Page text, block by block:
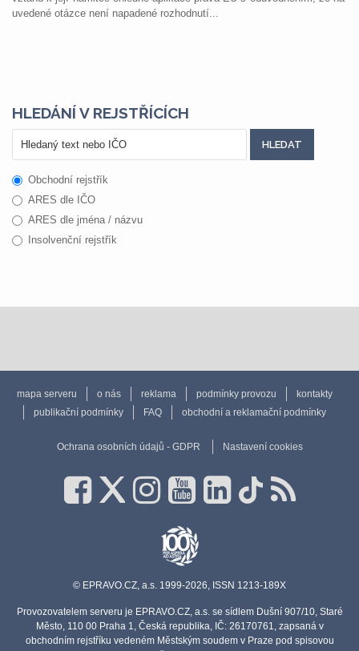
uvedené otázce není napadené rozhodnutí...
HLEDÁNÍ V REJSTŘÍCÍCH
Obchodní rejstřík
ARES dle IČO
ARES dle jména / názvu
Insolvenční rejstřík
mapa serveru o nás reklama podmínky provozu
kontakty
publikační podmínky
FAQ obchodní a reklamační podmínky
Ochrana osobních údajů - GDPR Nastavení cookies
© EPRAVO.CZ, a.s. 1999-2026, ISSN 1213-189X
Provozovatelem serveru je EPRAVO.CZ, a.s. se sídlem Dušní 907/10, Staré
Město, 110 00 Praha 1, Česká republika, IČ: 26170761, zapsaná v
obchodním rejstříku vedeném Městským soudem v Praze pod spisovou